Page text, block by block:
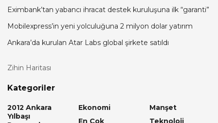
Eximbank’tan yabancı ihracat destek kuruluşuna ilk “garanti”
Mobilexpress’in yeni yolculuğuna 2 milyon dolar yatırım
Ankara’da kurulan Atar Labs global şirkete satıldı
Zihin Haritası
Kategoriler
2012 Ankara
Yılbaşı
Ekonomi
Manşet